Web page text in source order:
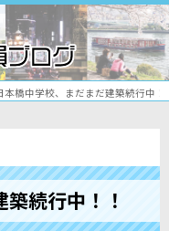
本橋中学校、まだまだ建築続行中！
続行中！！